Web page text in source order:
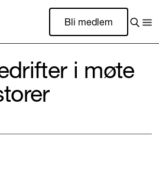
Bli medlem
i møte